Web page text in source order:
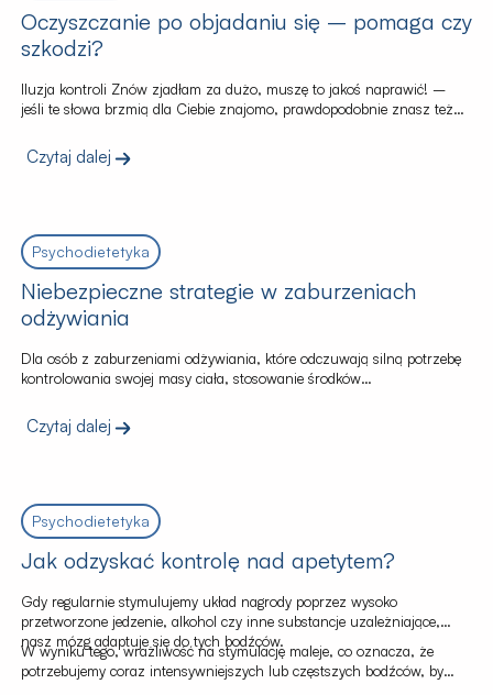
Oczyszczanie po objadaniu się – pomaga czy
szkodzi?
Iluzja kontroli Znów zjadłam za dużo, muszę to jakoś naprawić! –
jeśli te słowa brzmią dla Ciebie znajomo, prawdopodobnie znasz też
myśl: Jeśli teraz wyrzucę to z siebie – wymiotami czy tabletkami –
może uniknę konsekwencji i nie przytyję? Niestety, to tylko iluzja
Czytaj dalej
Psychodietetyka
Niebezpieczne strategie w zaburzeniach
odżywiania
Dla osób z zaburzeniami odżywiania, które odczuwają silną potrzebę
kontrolowania swojej masy ciała, stosowanie środków
zwiększenie poczucia kontroli. Takie działania pozwalają na
tymczasowe złagodzenie lęku i złudne poczucie “panowania nad
Czytaj dalej
Psychodietetyka
Jak odzyskać kontrolę nad apetytem?
Gdy regularnie stymulujemy układ nagrody poprzez wysoko
przetworzone jedzenie, alkohol czy inne substancje uzależniające,
nasz mózg adaptuje się do tych bodźców.
W wyniku tego, wrażliwość na stymulację maleje, co oznacza, że
potrzebujemy coraz intensywniejszych lub częstszych bodźców, by